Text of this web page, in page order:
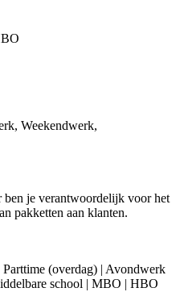
Weekendwerk,
je verantwoordelijk voor het
pakketten aan klanten.
Parttime (overdag) | Avondwerk
school | MBO | HBO